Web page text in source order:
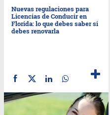
Nuevas regulaciones para
Licencias de Conducir en
Florida: lo que debes saber si
debes renovarla